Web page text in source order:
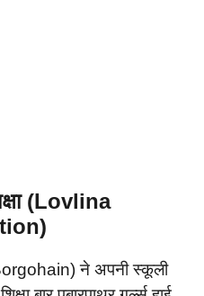
(Lovlina
ने अपनी स्कूली